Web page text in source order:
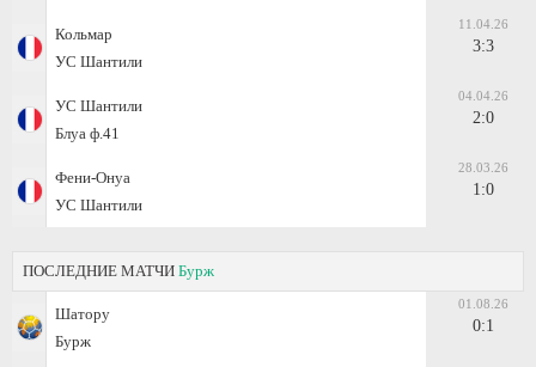
Кольмар
УС Шантили
11.04.26
3:3
УС Шантили
Блуа ф.41
04.04.26
2:0
Фени-Онуа
УС Шантили
28.03.26
1:0
ПОСЛЕДНИЕ МАТЧИ Бурж
Шатору
Бурж
01.08.26
0:1